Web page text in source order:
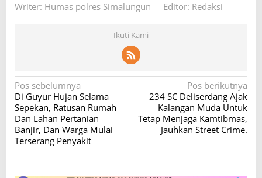
Writer: Humas polres Simalungun Editor: Redaksi
Ikuti Kami
N
a
v
i
Pos sebelumnya
Di Guyur Hujan Selama
Sepekan, Ratusan Rumah
Dan Lahan Pertanian
Banjir, Dan Warga Mulai
Terserang Penyakit
Pos berikutnya
234 SC Deliserdang Ajak
Kalangan Muda Untuk
Tetap Menjaga Kamtibmas,
Jauhkan Street Crime.